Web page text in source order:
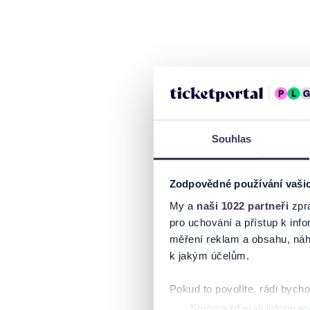
Souhlas
Zodpovědné používání
My a naši 1022 partneři
pro uchování a přístup k
měření reklam a obsahu,
k jakým účelům.
Pokud to povolíte, rádi